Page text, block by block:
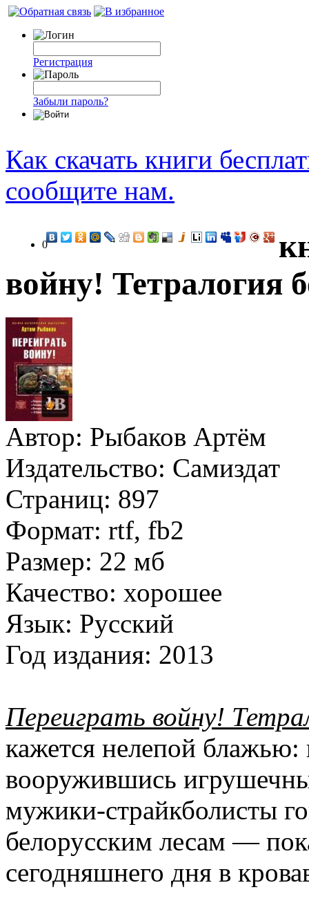
Регистрация
Забыли пароль?
Как скачать книги
сообщите нам.
0
войну! Тетралогия
Автор: Рыбаков Артём
Издательство: Самиздат
Страниц: 897
Формат: rtf, fb2
Размер: 22 мб
Качество: хорошее
Язык: Русский
Год издания: 2013
Переиграть войну!
кажется нелепой
вооружившись
мужики-страйкболисты
белорусским лесам —
сегодняшнего дня в